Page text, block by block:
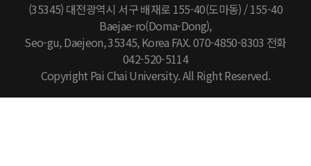
(35345) 대전광역시 서구 배재로 155-40(도마동) / 155-40
Baejae-ro(Doma-Dong),
Seo-gu, Daejeon, 35345, Korea FAX. 070-4850-8303 전화
042-520-5114
Copyright Pai Chai University. All Right Reserved.